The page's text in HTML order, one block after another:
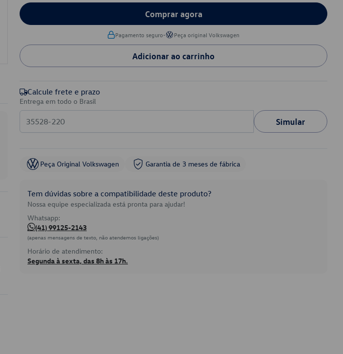
Comprar agora
Pagamento seguro• Peça original Volkswagen
Adicionar ao carrinho
Calcule frete e prazo
Entrega em todo o Brasil
Simular
Peça Original Volkswagen Garantia de 3 meses de fábrica
Tem dúvidas sobre a compatibilidade deste produto?
Nossa equipe especializada está pronta para ajudar!
Whatsapp:
(41) 99125-2143
(apenas mensagens de texto, não atendemos ligações)
Horário de atendimento:
Segunda à sexta, das 8h às 17h.